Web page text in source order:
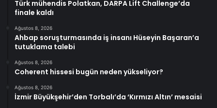
Türk mühendis Polatkan, DARPA Lift Challenge’da
finale kaldı
Ağustos 8, 2026
Ahbap soruşturmasında iş insanı Hüseyin Başaran’a
tutuklama talebi
Ağustos 8, 2026
Coherent hissesi bugün neden yükseliyor?
Ağustos 8, 2026
İzmir Büyükşehir’den Torbalı’da ‘Kırmızı Altın’ mesaisi